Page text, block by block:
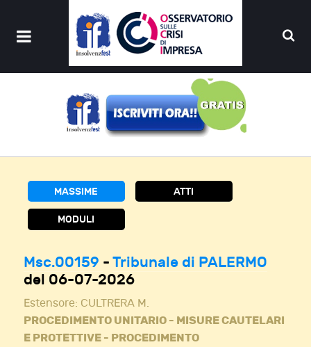
MASSIME ATTI
MODULI
Msc.00159 - Tribunale di PALERMO
del 06-07-2026
Estensore: CULTRERA M.
PROCEDIMENTO UNITARIO - MISURE CAUTELARI
E PROTETTIVE - PROCEDIMENTO